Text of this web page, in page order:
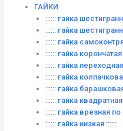
ГАЙКИ
:::::: гайка
:::::: гайка
:::::: гайка
:::::: гайка корончатая
:::::: гайка
:::::: гайка
:::::: гайка
:::::: гайка квадратная
:::::: гайка врезная
:::::: гайка низкая ::::::